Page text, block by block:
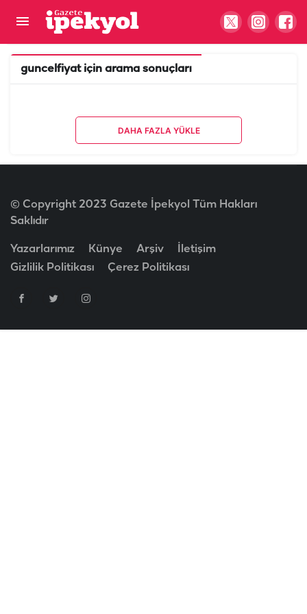
guncelfiyatiçin arama sonuçları
DAHA FAZLA YÜKLE
© Copyright 2023 Gazete İpekyol Tüm Hakları
Saklıdır
Yazarlarımız Künye Arşiv
İletişim
Gizlilik Politikası
Çerez Politikası